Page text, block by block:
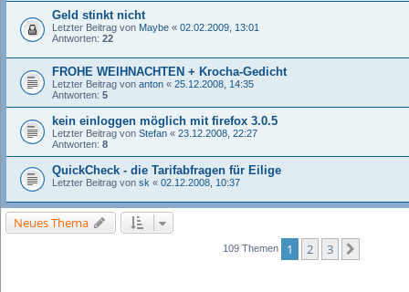
Geld stinkt nicht
Letzter Beitrag von Maybe « 02.02.2009, 13:01
Antworten: 22
FROHE WEIHNACHTEN + Krocha-Gedicht
Letzter Beitrag von anton « 25.12.2008, 14:35
Antworten: 5
kein einloggen möglich mit firefox 3.0.5
Letzter Beitrag von Stefan « 23.12.2008, 22:27
Antworten: 8
QuickCheck - die Tarifabfragen für Eilige
Letzter Beitrag von sk « 02.12.2008, 10:37
Neues Thema
109 Themen 1 2 3